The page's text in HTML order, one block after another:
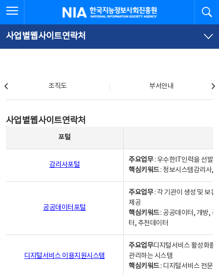
문
로
가
체
뉴
바
가
한국지능정보사회진흥원
사업별웹사이트연락처
조직도 부서안내
사업별웹사이트연락처
포털
감리사포털
주요업무: 우수한IT인력을 선발
핵심키워드: 정보시스템감리사,
공공데이터포털
주요업무: 각 기관이 생성 및 보
제공
핵심키워드: 공공데이터, 개방,
터, 추천데이터
디지털서비스 이용지원시스템
주요업무디지털서비스 활성화를
관리하는 시스템
핵심키워드: 디지털서비스 전문